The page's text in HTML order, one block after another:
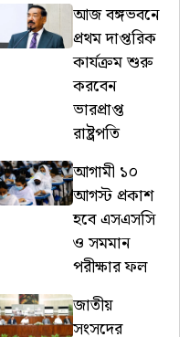
আজ বঙ্গভবনে
প্রথম দাপ্তরিক
কার্যক্রম শুরু
করবেন
ভারপ্রাপ্ত
রাষ্ট্রপতি
আগামী ১০
আগস্ট প্রকাশ
হবে এসএসসি
ও সমমান
পরীক্ষার ফল
জাতীয়
সংসদের